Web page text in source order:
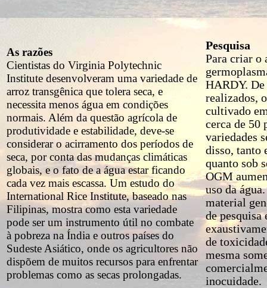
As razões
Cientistas do Virginia Polytechnic
Institute desenvolveram uma variedade de
arroz transgênica que tolera seca, e
necessita menos água em condições
normais. Além da questão agrícola de
produtividade e estabilidade, deve-se
considerar o acirramento dos períodos de
seca, por conta das mudanças climáticas
globais, e o fato de a água estar ficando
cada vez mais escassa. Um estudo do
International Rice Institute, baseado nas
Filipinas, mostra como esta variedade
pode ser um instrumento útil no combate
à pobreza na Índia e outros países do
Sudeste Asiático, onde os agricultores não
dispõem de muitos recursos para enfrentar
problemas como as secas prolongadas.
Pesquisa
Para criar o
HARDY. De
realizados,
cultivado
cerca de 50
variedades
disso, tanto
quanto sob
OGM
uso da
material
de pesquisa
de
mesma
inocuidade.